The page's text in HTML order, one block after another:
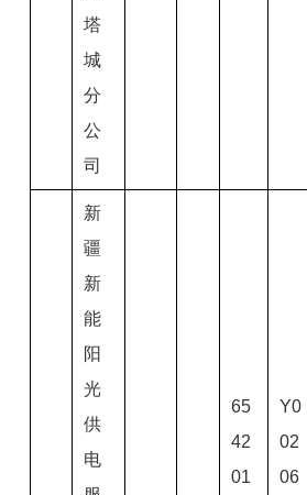
塔
城
分
公
司
新
疆
新
能
阳
光
供
电
65
42
01
Y0
02
06